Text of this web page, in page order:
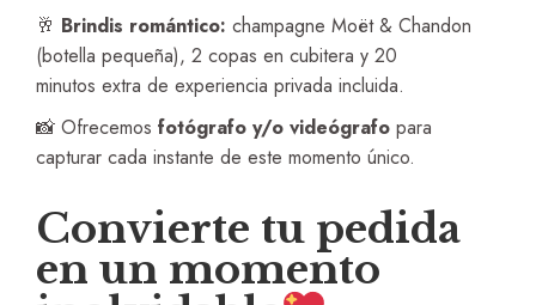
🥂 Brindis romántico: champagne Moët & Chandon
(botella pequeña), 2 copas en cubitera y 20
minutos extra de experiencia privada incluida.
📸 Ofrecemos fotógrafo y/o videógrafo para
capturar cada instante de este momento único.
Convierte tu pedida
en un momento